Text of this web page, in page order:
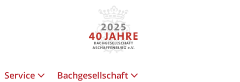
Service Bachgesellschaft